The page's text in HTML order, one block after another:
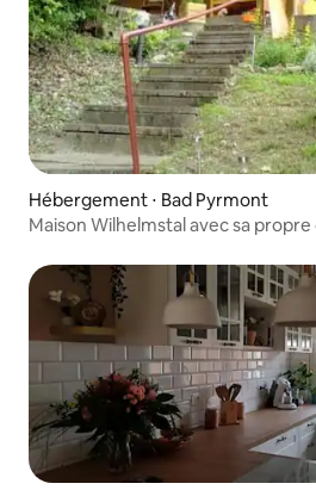
Hébergement ⋅ Bad Pyrmont
Maison Wilhelmstal avec sa